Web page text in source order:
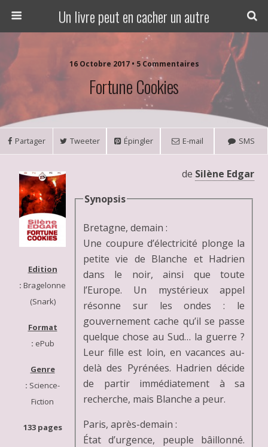
Un livre peut en cacher un autre
16 Octobre 2017 • 5 Commentaires
Fortune Cookies
Partager Tweeter Épingler E-mail SMS
Edition
: Bragelonne
(Snark)
Format
: ePub
Genre
: Science-
Fiction
133 pages
de Silène Edgar
Synopsis
Bretagne, demain :
Une coupure d’électricité plonge la
petite vie de Blanche et Hadrien
dans le noir, ainsi que toute
l’Europe. Un mystérieux appel
résonne sur les ondes : le
gouvernement cache qu’il se passe
quelque chose au Sud… la guerre ?
Leur fille est loin, en vacances au-
delà des Pyrénées. Hadrien décide
de partir immédiatement à sa
recherche, mais Blanche a peur.
Paris, après-demain :
État d’urgence, peuple bâillonné.